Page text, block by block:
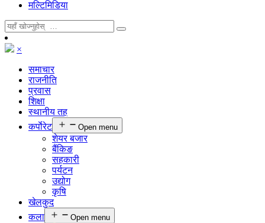
मल्टिमिडिया
×
समाचार
राजनीति
प्रवास
शिक्षा
स्थानीय तह
कर्पाेरेट
Open menu
शेयर बजार
बैंकिङ
सहकारी
पर्यटन
उद्योग
कृषि
खेलकुद
कला
Open menu